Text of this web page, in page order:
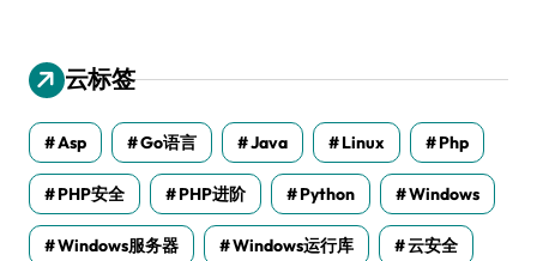
云标签
Asp Go语言 Java Linux Php
PHP安全 PHP进阶 Python Windows
Windows服务器 Windows运行库 云安全